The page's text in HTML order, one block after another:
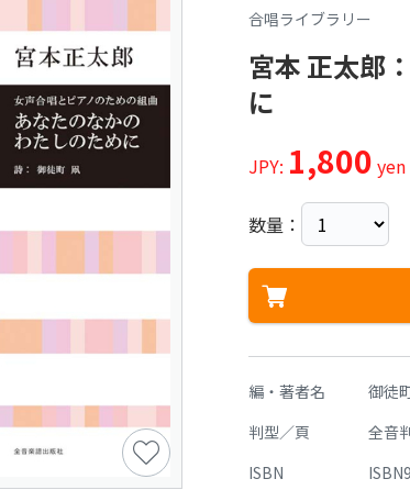
合唱ライブラリー
宮本 正太郎
に
JPY: 1,800 yen
数量：
編・著者名
御徒
判型／頁
全音
ISBN